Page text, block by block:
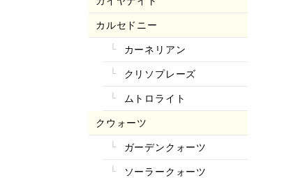
カルセドニー
カーネリアン
クリソプレーズ
ムトロライト
クウォーツ
ガーデンクォーツ
ソーラークォーツ